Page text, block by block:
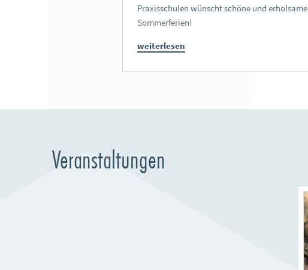
Praxisschulen wünscht schöne und erholsame
Sommerferien!
weiterlesen
Veranstaltungen